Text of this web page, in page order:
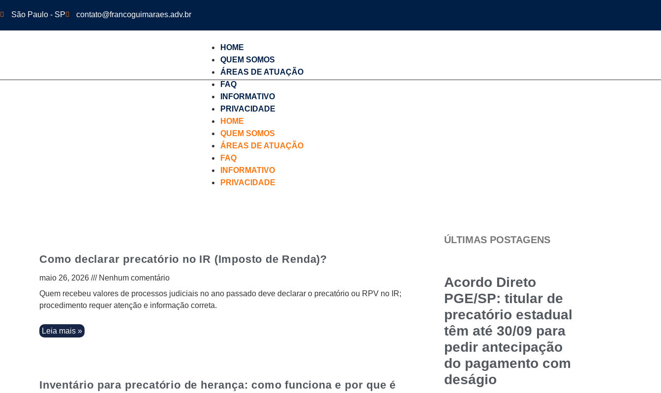
São Paulo - SP contato@francoguimaraes.adv.br
HOME
QUEM SOMOS
ÁREAS DE ATUAÇÃO
FAQ
INFORMATIVO
PRIVACIDADE
HOME
QUEM SOMOS
ÁREAS DE ATUAÇÃO
FAQ
INFORMATIVO
PRIVACIDADE
INFORMATIVO
Como declarar precatório no IR (Imposto de Renda)?
maio 26, 2026
Nenhum comentário
Quem recebeu valores de processos judiciais no ano passado deve declarar o precatório ou RPV no IR;
procedimento requer atenção e informação correta.
Leia mais »
Inventário para precatório de herança: como funciona e por que é
ÚLTIMAS POSTAGENS
Acordo Direto
PGE/SP: titular de
precatório estadual
têm até 30/09 para
pedir antecipação
do pagamento com
deságio